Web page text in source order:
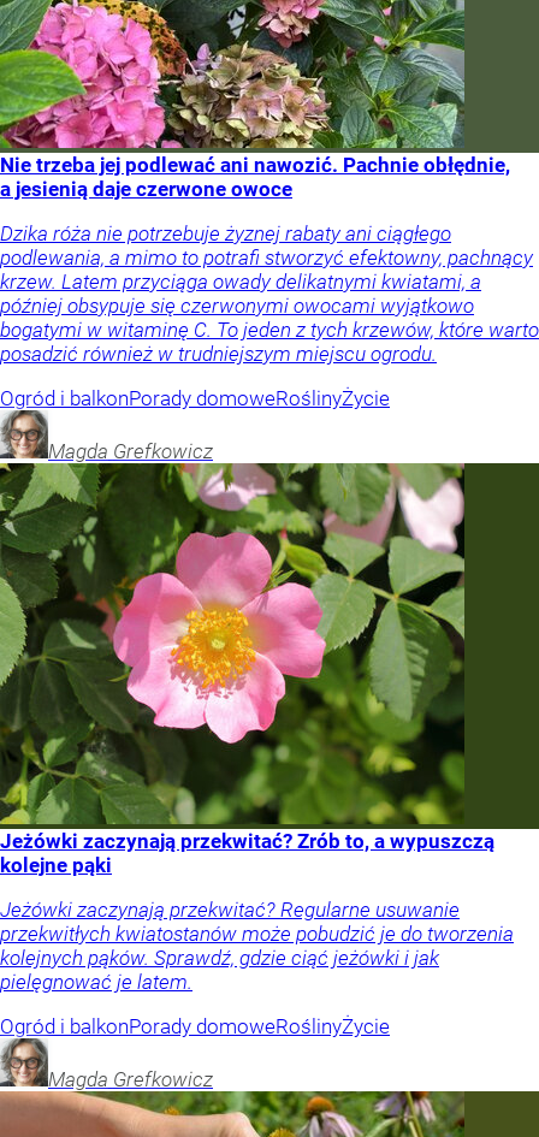
Nie trzeba jej podlewać ani nawozić. Pachnie obłędnie,
a jesienią daje czerwone owoce
Dzika róża nie potrzebuje żyznej rabaty ani ciągłego
podlewania, a mimo to potrafi stworzyć efektowny, pachnący
krzew. Latem przyciąga owady delikatnymi kwiatami, a
później obsypuje się czerwonymi owocami wyjątkowo
bogatymi w witaminę C. To jeden z tych krzewów, które warto
posadzić również w trudniejszym miejscu ogrodu.
Ogród i balkonPorady domoweRoślinyŻycie
Magda Grefkowicz
Jeżówki zaczynają przekwitać? Zrób to, a wypuszczą
kolejne pąki
Jeżówki zaczynają przekwitać? Regularne usuwanie
przekwitłych kwiatostanów może pobudzić je do tworzenia
kolejnych pąków. Sprawdź, gdzie ciąć jeżówki i jak
pielęgnować je latem.
Ogród i balkonPorady domoweRoślinyŻycie
Magda Grefkowicz